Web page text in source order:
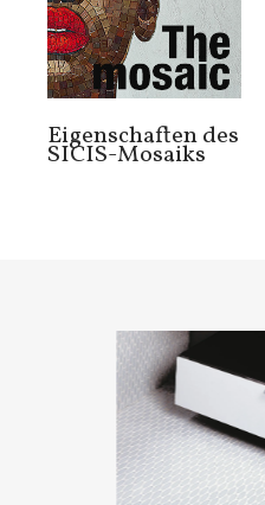
Eigenschaften des
SICIS-Mosaiks